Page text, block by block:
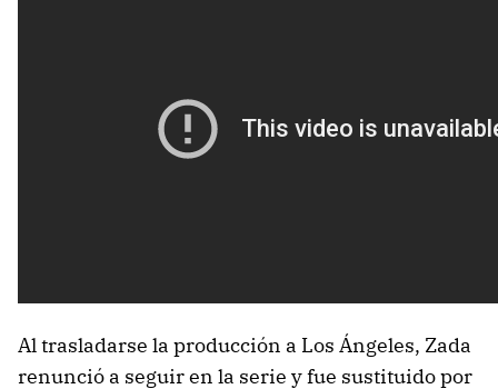
Al trasladarse la producción a Los Ángeles, Zada
renunció a seguir en la serie y fue sustituido por